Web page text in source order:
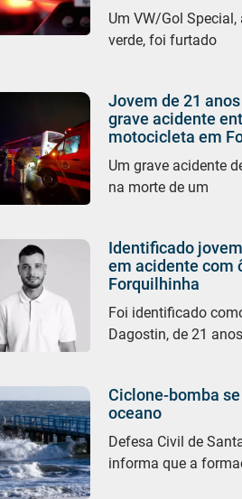
Um VW/Gol Special,
verde, foi furtado
Jovem de 21
grave acidente
motocicleta em
Um grave acidente
na morte de um
Identificado
em acidente com
Forquilhinha
Foi identificado
Dagostin, de 21
Ciclone-bomba
oceano
Defesa Civil de
informa que a